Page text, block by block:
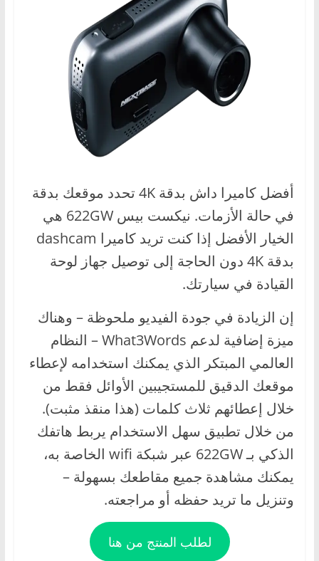
أفضل كاميرا داش بدقة 4K تحدد موقعك بدقة
في حالة الأزمات. نيكست بيس 622GW هي
الخيار الأفضل إذا كنت تريد كاميرا dashcam
بدقة 4K دون الحاجة إلى توصيل جهاز لوحة
القيادة في سيارتك.
إن الزيادة في جودة الفيديو ملحوظة – وهناك
ميزة إضافية لدعم What3Words – النظام
العالمي المبتكر الذي يمكنك استخدامه لإعطاء
موقعك الدقيق للمستجيبين الأوائل فقط من
خلال إعطائهم ثلاث كلمات (هذا منقذ مثبت).
من خلال تطبيق سهل الاستخدام يربط هاتفك
الذكي بـ 622GW عبر شبكة wifi الخاصة به،
يمكنك مشاهدة جميع مقاطعك بسهولة –
وتنزيل ما تريد حفظه أو مراجعته.
لطلب المنتج من هنا